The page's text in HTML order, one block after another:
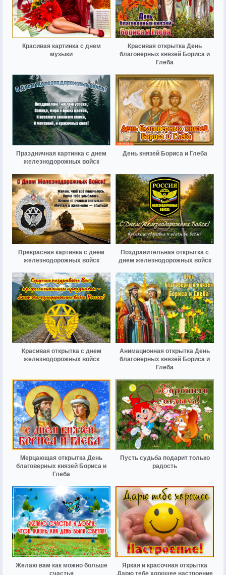
Красивая картинка с днем
музыки
Красивая открытка День
благоверных князей Бориса и
Глеба
Праздничная картинка с днем
железнодорожных войск
День князей Бориса и Глеба
Прекрасная картинка с днем
железнодорожных войск
Поздравительная открытка с
днем железнодорожных войск
Красивая открытка с днем
железнодорожных войск
Анимационная открытка День
благоверных князей Бориса и
Глеба
Мерцающая открытка День
благоверных князей Бориса и
Глеба
Пусть судьба подарит только
радость
Желаю вам как можно больше
счастья
Яркая и красочная открытка
Дарю тебе хорошее настроение